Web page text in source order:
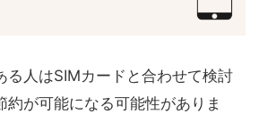
る人はSIMカードと合わせて検討
約が可能になる可能性がありま